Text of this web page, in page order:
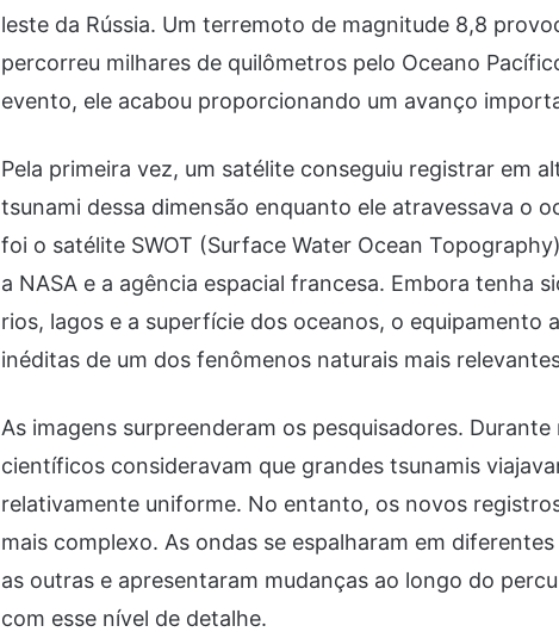
leste da Rússia. Um terremoto de magnitude 8,8
percorreu milhares de quilômetros pelo Oceano
evento, ele acabou proporcionando um avanço
Pela primeira vez, um satélite conseguiu registrar em
tsunami dessa dimensão enquanto ele atravessava o
foi o satélite SWOT (Surface Water Ocean
a NASA e a agência espacial francesa. Embora tenha
rios, lagos e a superfície dos oceanos, o equipamento
inéditas de um dos fenômenos naturais mais
As imagens surpreenderam os pesquisadores.
científicos consideravam que grandes tsunamis
relativamente uniforme. No entanto, os novos
mais complexo. As ondas se espalharam em
as outras e apresentaram mudanças ao longo do
com esse nível de detalhe.